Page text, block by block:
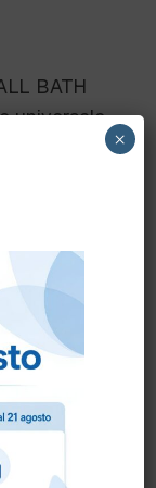
BATH
universale
oppure
.
×